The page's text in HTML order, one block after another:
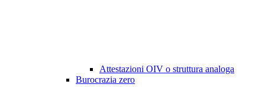
Attestazioni OIV o struttura analoga
Burocrazia zero